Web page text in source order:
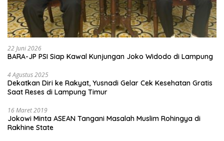
22 Juni 2026
BARA-JP PSI Siap Kawal Kunjungan Joko Widodo di Lampung
4 Agustus 2025
Dekatkan Diri ke Rakyat, Yusnadi Gelar Cek Kesehatan Gratis
Saat Reses di Lampung Timur
16 Maret 2019
Jokowi Minta ASEAN Tangani Masalah Muslim Rohingya di
Rakhine State